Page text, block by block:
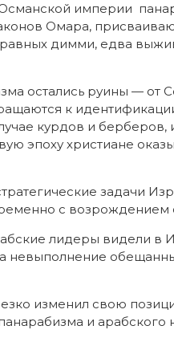
империи
Омара,
димми, едва
остались руины —
к
курдов и берберов,
эпоху христиане
задачи
с
лидеры видели в
невыполнение
изменил свою
и арабского